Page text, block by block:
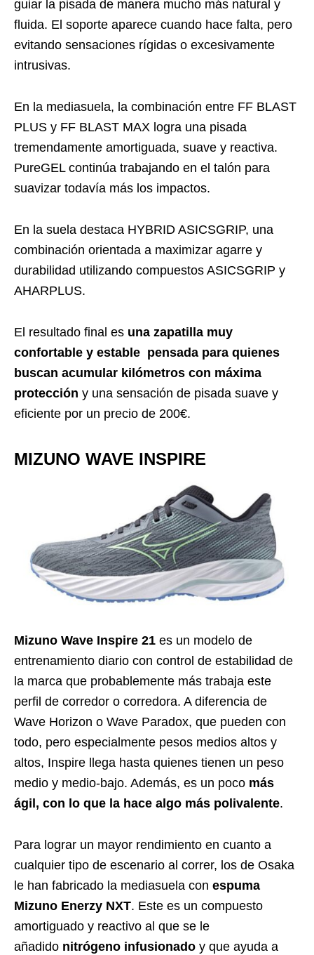
guiar la pisada de manera mucho más natural y
fluida. El soporte aparece cuando hace falta, pero
evitando sensaciones rígidas o excesivamente
intrusivas.
En la mediasuela, la combinación entre FF BLAST
PLUS y FF BLAST MAX logra una pisada
tremendamente amortiguada, suave y reactiva.
PureGEL continúa trabajando en el talón para
suavizar todavía más los impactos.
En la suela destaca HYBRID ASICSGRIP, una
combinación orientada a maximizar agarre y
durabilidad utilizando compuestos ASICSGRIP y
AHARPLUS.
El resultado final es una zapatilla muy
confortable y estable pensada para quienes
buscan acumular kilómetros con máxima
protección y una sensación de pisada suave y
eficiente por un precio de 200€.
MIZUNO WAVE INSPIRE
Mizuno Wave Inspire 21 es un modelo de
entrenamiento diario con control de estabilidad de
la marca que probablemente más trabaja este
perfil de corredor o corredora. A diferencia de
Wave Horizon o Wave Paradox, que pueden con
todo, pero especialmente pesos medios altos y
altos, Inspire llega hasta quienes tienen un peso
medio y medio-bajo. Además, es un poco más
ágil, con lo que la hace algo más polivalente.
Para lograr un mayor rendimiento en cuanto a
cualquier tipo de escenario al correr, los de Osaka
le han fabricado la mediasuela con espuma
Mizuno Enerzy NXT. Este es un compuesto
amortiguado y reactivo al que se le
añadido nitrógeno infusionado y que ayuda a